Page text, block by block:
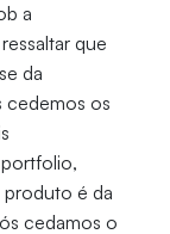
a
que
da
cedemos os
produto é da
cedamos o